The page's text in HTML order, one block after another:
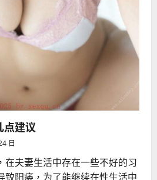
点建议
日
在夫妻生活中存在一些不好的习
致阳痿，为了能继续在性生活中